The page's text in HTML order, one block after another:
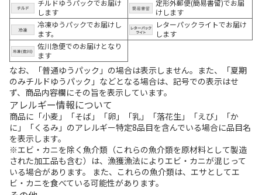
チルドゆうパックでお届け
します
定形外郵便(簡易書留)でお届
けします
冷凍ゆうパックでお届けし
ます。
レターパックライトでお届け
します
佐川急便でのお届けとなり
ます
なお、「普通ゆうパック」の場合は表示しません。また、「夏期
のみチルドゆうパック」などとなる場合は、記号での表示はせ
ず、商品内容欄にその旨を表示しています。
アレルギー情報について
商品に「小麦」「そば」「卵」「乳」「落花生」「えび」「か
に」「くるみ」のアレルギー特定8品目を含んでいる場合に品目名
を表示します。
※エビ・カニを除く魚介類（これらの魚介類を原材料として製造
された加工品も含む）は、漁獲漁法によりエビ・カニが混じって
いる場合があります。 また、これらの魚介類は、エサとしてエ
ビ・カニを食べている可能性があります。